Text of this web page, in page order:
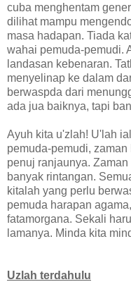
cuba menghentam
dilihat mampu
masa hadapan. Tiada
wahai pemuda-pemudi.
landasan kebenaran.
menyelinap ke dalam
berwaspda dari
ada jua baiknya, tapi
Ayuh kita u'zlah! U'lah
pemuda-pemudi,
penuj ranjaunya.
banyak rintangan.
kitalah yang perlu
pemuda harapan
fatamorgana. Sekali
lamanya. Minda kita
Uzlah terdahulu